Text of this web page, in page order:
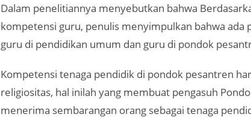
Dalam penelitiannya menyebutkan bahwa
kompetensi guru, penulis menyimpulkan bahwa ada
guru di pendidikan umum dan guru di pondok
Kompetensi tenaga pendidik di pondok pesantren
religiositas, hal inilah yang membuat pengasuh
menerima sembarangan orang sebagai tenaga